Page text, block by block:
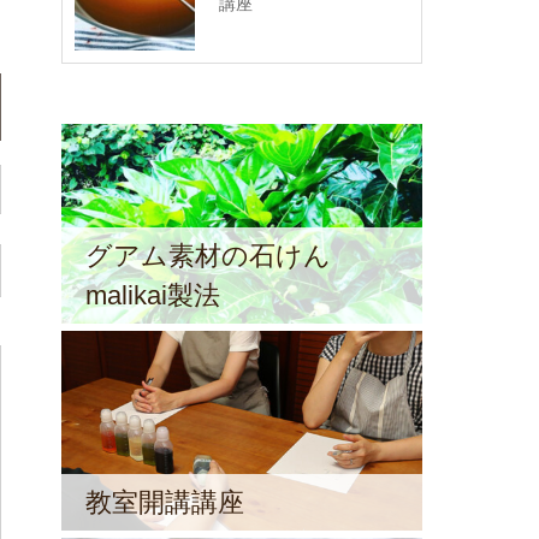
グアム素材の石けん
malikai製法
教室開講講座